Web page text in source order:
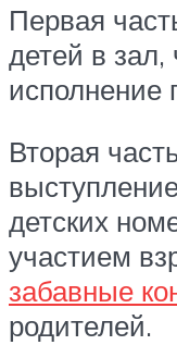
Первая
детей в зал,
исполнение
Вторая
детских
участием
забавные
родителей.